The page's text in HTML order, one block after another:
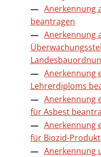
Anerkennung
beantragen
Anerkennung
Anerkennung
Lehrerdiploms
Anerkennung
für Asbest
Anerkennung
für Biozid-
Anerkennung